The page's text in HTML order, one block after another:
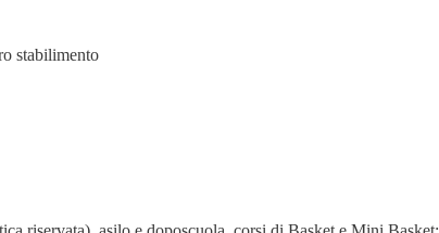
stabilimento